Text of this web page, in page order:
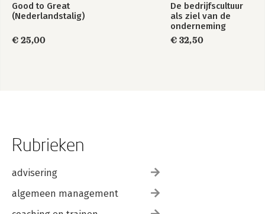
Good to Great
(Nederlandstalig)
€ 25,00
De bedrijfscultuur
als ziel van de
onderneming
€ 32,50
Rubrieken
advisering
algemeen management